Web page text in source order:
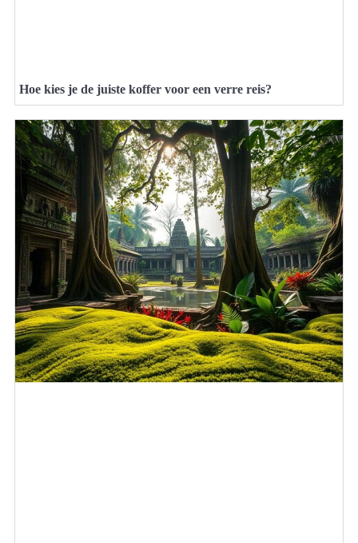
Hoe kies je de juiste koffer voor een verre reis?